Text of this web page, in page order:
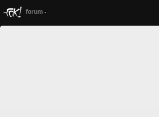
forum